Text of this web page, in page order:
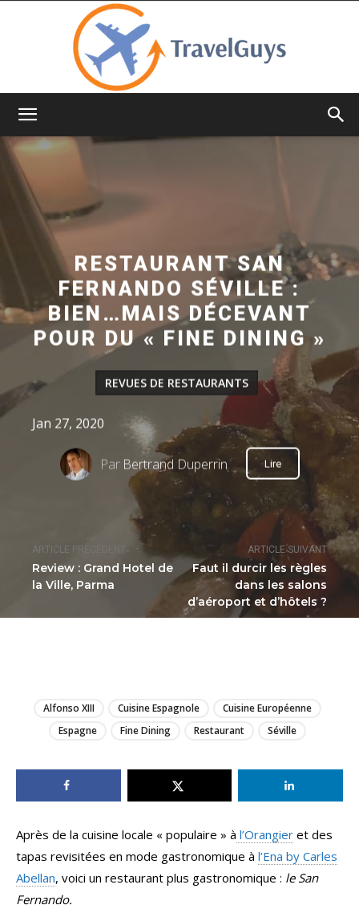
ARTICLE PRÉCÉDENT
Review : Grand Hotel de
la Ville, Parma
ARTICLE SUIVANT
Faut il durcir les règles
dans les salons
d’aéroport et d’hôtels ?
RESTAURANT SAN
FERNANDO SÉVILLE :
BIEN…MAIS DÉCEVANT
POUR DU « FINE DINING »
REVUES DE RESTAURANTS
Jan 27, 2020
Par Bertrand Duperrin Lire
Alfonso XIII Cuisine Espagnole
Cuisine Européenne
Espagne
Fine Dining Restaurant Séville
Après de la cuisine locale « populaire » à l’Orangier et des
tapas revisitées en mode gastronomique à l’Ena by Carles
Abellan, voici un restaurant plus gastronomique : le San
Fernando.